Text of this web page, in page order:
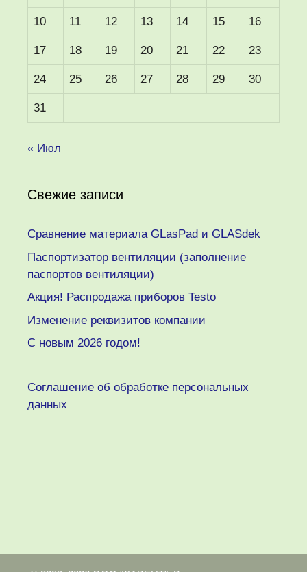
10 11 12 13 14 15 16
17 18 19 20 21 22 23
24 25 26 27 28 29 30
31
« Июл
Свежие записи
Сравнение материала GLasPad и GLASdek
Паспортизатор вентиляции (заполнение
паспортов вентиляции)
Акция! Распродажа приборов Testo
Изменение реквизитов компании
C новым 2026 годом!
Соглашение об обработке персональных
данных